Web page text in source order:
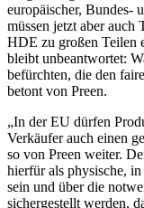
europäischer, Bundes-
müssen jetzt aber auch
HDE zu großen Teilen
bleibt unbeantwortet:
befürchten, die den
betont von Preen.
„In der EU dürfen
Verkäufer auch einen
so von Preen weiter.
hierfür als physische,
sein und über die
sichergestellt werden,